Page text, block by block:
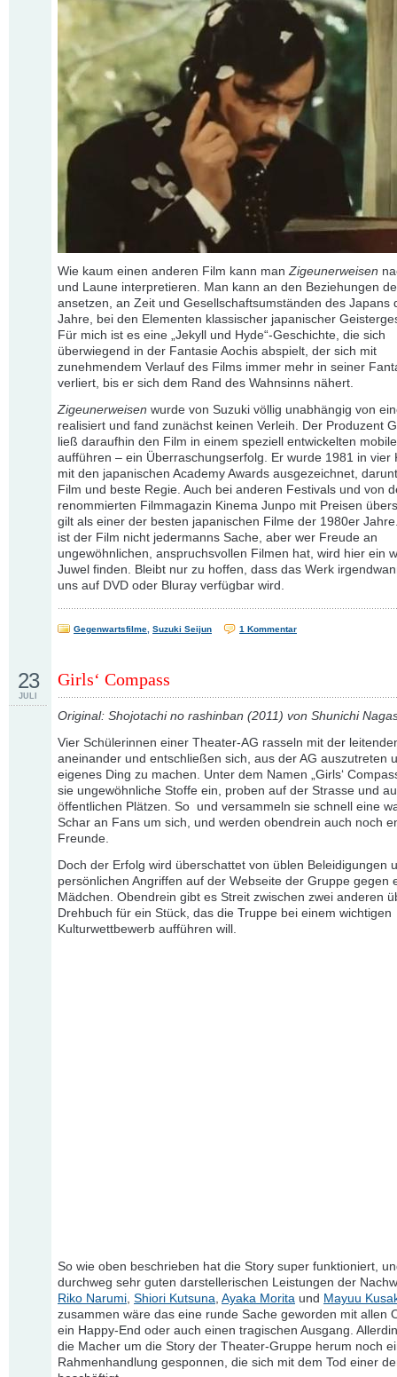
Wie kaum einen anderen Film kann manZigeunerweisen
und Laune interpretieren. Man kann an den Beziehungen
ansetzen, an Zeit und Gesellschaftsumständen des Japans
Jahre, bei den Elementen klassischer japanischer
Für mich ist es eine „Jekyll und Hyde“-Geschichte, die sich
überwiegend in der Fantasie Aochis abspielt, der sich mit
zunehmendem Verlauf des Films immer mehr in seiner
verliert, bis er sich dem Rand des Wahnsinns nähert.
Zigeunerweisen wurde von Suzuki völlig unabhängig von
realisiert und fand zunächst keinen Verleih. Der Produzent
ließ daraufhin den Film in einem speziell entwickelten
aufführen – ein Überraschungserfolg. Er wurde 1981 in vier
mit den japanischen Academy Awards ausgezeichnet,
Film und beste Regie. Auch bei anderen Festivals und von
renommierten Filmmagazin Kinema Junpo mit Preisen
gilt als einer der besten japanischen Filme der 1980er
ist der Film nicht jedermanns Sache, aber wer Freude an
ungewöhnlichen, anspruchsvollen Filmen hat, wird hier ein
Juwel finden. Bleibt nur zu hoffen, dass das Werk
uns auf DVD oder Bluray verfügbar wird.
Gegenwartsfilme Suzuki Seijun 1 Kommentar
Girls‘ Compass
23
JULI
Original: Shojotachi no rashinban (2011) von Shunichi
Vier Schülerinnen einer Theater-AG rasseln mit der
aneinander und entschließen sich, aus der AG auszutreten
eigenes Ding zu machen. Unter dem Namen „Girls‘
sie ungewöhnliche Stoffe ein, proben auf der Strasse und
öffentlichen Plätzen. So und versammeln sie schnell eine
Schar an Fans um sich, und werden obendrein auch noch
Freunde.
Doch der Erfolg wird überschattet von üblen Beleidigungen
persönlichen Angriffen auf der Webseite der Gruppe gegen
Mädchen. Obendrein gibt es Streit zwischen zwei anderen
Drehbuch für ein Stück, das die Truppe bei einem wichtigen
Kulturwettbewerb aufführen will.
So wie oben beschrieben hat die Story super funktioniert,
durchweg sehr guten darstellerischen Leistungen der
Riko Narumi, Shiori Kutsuna, Ayaka Morita und Mayuu
zusammen wäre das eine runde Sache geworden mit allen
ein Happy-End oder auch einen tragischen Ausgang.
die Macher um die Story der Theater-Gruppe herum noch
Rahmenhandlung gesponnen, die sich mit dem Tod einer